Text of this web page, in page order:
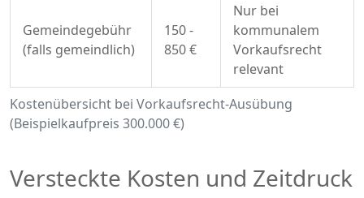
Kostenübersicht bei Vorkaufsrecht-Ausübung
(Beispielkaufpreis 300.000 €)
Gemeindegebühr
(falls gemeindlich)
150 -
850 €
Nur bei
kommunalem
Vorkaufsrecht
relevant
Versteckte Kosten und Zeitdruck